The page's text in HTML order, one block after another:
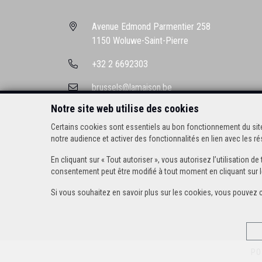
Notre site web utilise des cookies
Certains cookies sont essentiels au bon fonctionnement du
notre audience et activer des fonctionnalités en lien avec les
En cliquant sur « Tout autoriser », vous autorisez l’utilisation
consentement peut être modifié à tout moment en cliquant sur
Si vous souhaitez en savoir plus sur les cookies, vous pouvez
Avenue Edmond Parmentier 258
1150 Woluwe-Saint-Pierre
+32 2 6692303
brussels@lamaison.be